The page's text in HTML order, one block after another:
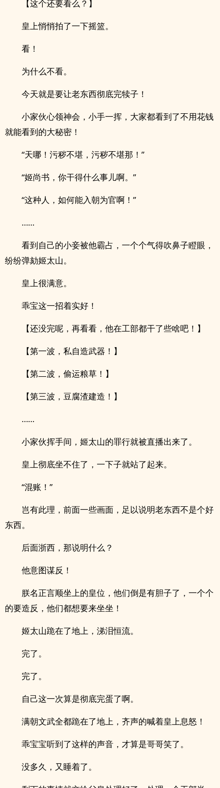
【这个还要看么？】
皇上悄悄拍了一下摇篮。
看！
为什么不看。
今天就是要让老东西彻底完犊子！
小家伙心领神会，小手一挥，大家都看到了不用花钱
就能看到的大秘密！
“天哪！污秽不堪，污秽不堪那！”
“姬尚书，你干得什么事儿啊。”
“这种人，如何能入朝为官啊！”
……
看到自己的小妾被他霸占，一个个气得吹鼻子瞪眼，
纷纷弹劾姬太山。
皇上很满意。
乖宝这一招着实好！
【还没完呢，再看看，他在工部都干了些啥吧！】
【第一波，私自造武器！】
【第二波，偷运粮草！】
【第三波，豆腐渣建造！】
……
小家伙挥手间，姬太山的罪行就被直播出来了。
皇上彻底坐不住了，一下子就站了起来。
“混账！”
岂有此理，前面一些画面，足以说明老东西不是个好
东西。
后面浙西，那说明什么？
他意图谋反！
朕名正言顺坐上的皇位，他们倒是有胆子了，一个个
的要造反，他们都想要来坐坐！
姬太山跪在了地上，涕泪恒流。
完了。
完了。
自己这一次算是彻底完蛋了啊。
满朝文武全都跪在了地上，齐声的喊着皇上息怒！
乖宝宝听到了这样的声音，才算是哥哥笑了。
没多久，又睡着了。